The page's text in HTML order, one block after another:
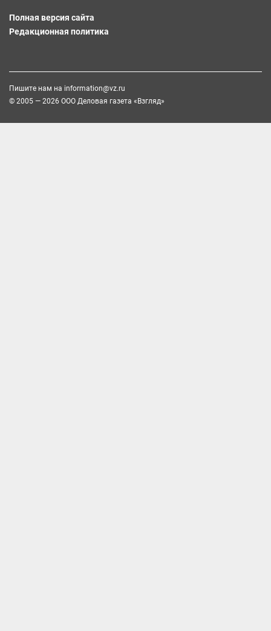
Полная версия сайта
Редакционная политика
Пишите нам на information@vz.ru
© 2005 — 2026 ООО Деловая газета «Взгляд»